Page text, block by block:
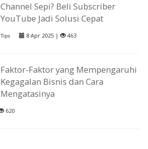
Channel Sepi? Beli Subscriber
YouTube Jadi Solusi Cepat
Tips 8 Apr 2025 | 463
Faktor-Faktor yang Mempengaruhi
Kegagalan Bisnis dan Cara
Mengatasinya
620